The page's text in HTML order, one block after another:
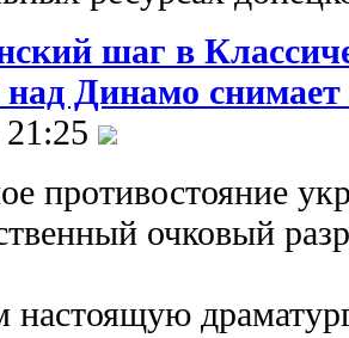
шаг в
над Динамо снимает
противостояние
очковый
настоящую